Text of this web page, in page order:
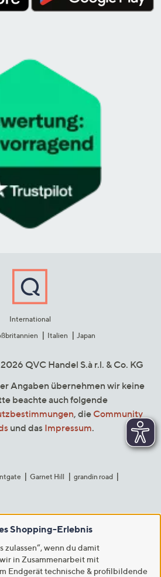
International
Italien Japan
QVC Handel S.à r.l. & Co. KG
Angaben übernehmen wir keine
beachte auch folgende
, die Community
und das Impressum.
Garnet Hill
grandin road
Shopping-Erlebnis
zulassen“, wenn du damit
in Zusammenarbeit mit
Endgerät technische & profilbildende